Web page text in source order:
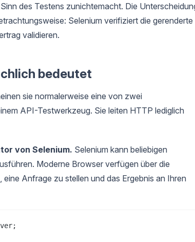
des Testens zunichtemacht. Die
Selenium verifiziert die gerenderte
validieren.
bedeutet
sie normalerweise eine von zwei
API-Testwerkzeug. Sie leiten HTTP lediglich
von Selenium. Selenium kann beliebigen
Moderne Browser verfügen über die
Anfrage zu stellen und das Ergebnis an Ihren